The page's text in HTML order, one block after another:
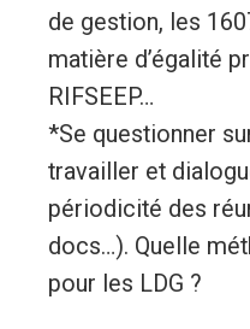
de gestion, les
matière d’égalité
RIFSEEP…
*Se questionner
travailler et
périodicité des
docs…). Quelle
pour les LDG ?